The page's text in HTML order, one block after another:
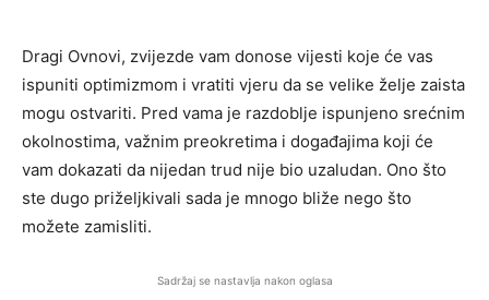
Dragi Ovnovi, zvijezde vam donose vijesti koje će vas
ispuniti optimizmom i vratiti vjeru da se velike želje zaista
mogu ostvariti. Pred vama je razdoblje ispunjeno srećnim
okolnostima, važnim preokretima i događajima koji će
vam dokazati da nijedan trud nije bio uzaludan. Ono što
ste dugo priželjkivali sada je mnogo bliže nego što
možete zamisliti.
Sadržaj se nastavlja nakon oglasa